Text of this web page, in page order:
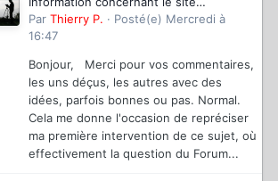
magazinevideo
Par Thierry P. · Posté(e) Mercredi à
16:47
Bonjour, Merci pour vos commentaires,
les uns déçus, les autres avec des
idées, parfois bonnes ou pas. Normal.
Cela me donne l'occasion de repréciser
ma première intervention de ce sujet, où
effectivement la question du Forum...